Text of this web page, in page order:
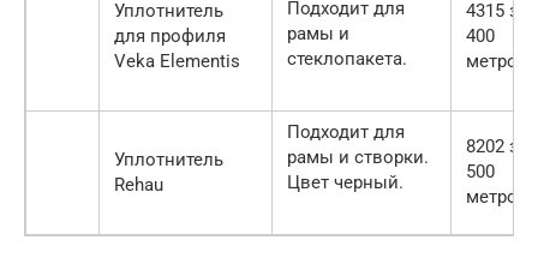
Уплотнитель
для профиля
Veka Elementis
Подходит для
рамы и
стеклопакета.
4315 за
400
метров
Уплотнитель
Rehau
Подходит для
рамы и створки.
Цвет черный.
8202 за
500
метров